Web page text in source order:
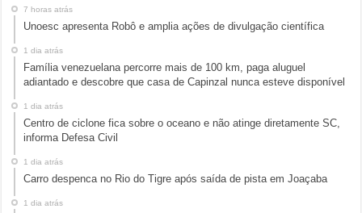
7 horas atrás
Unoesc apresenta Robô e amplia ações de divulgação científica
1 dia atrás
Família venezuelana percorre mais de 100 km, paga aluguel
adiantado e descobre que casa de Capinzal nunca esteve disponível
1 dia atrás
Centro de ciclone fica sobre o oceano e não atinge diretamente SC,
informa Defesa Civil
1 dia atrás
Carro despenca no Rio do Tigre após saída de pista em Joaçaba
1 dia atrás